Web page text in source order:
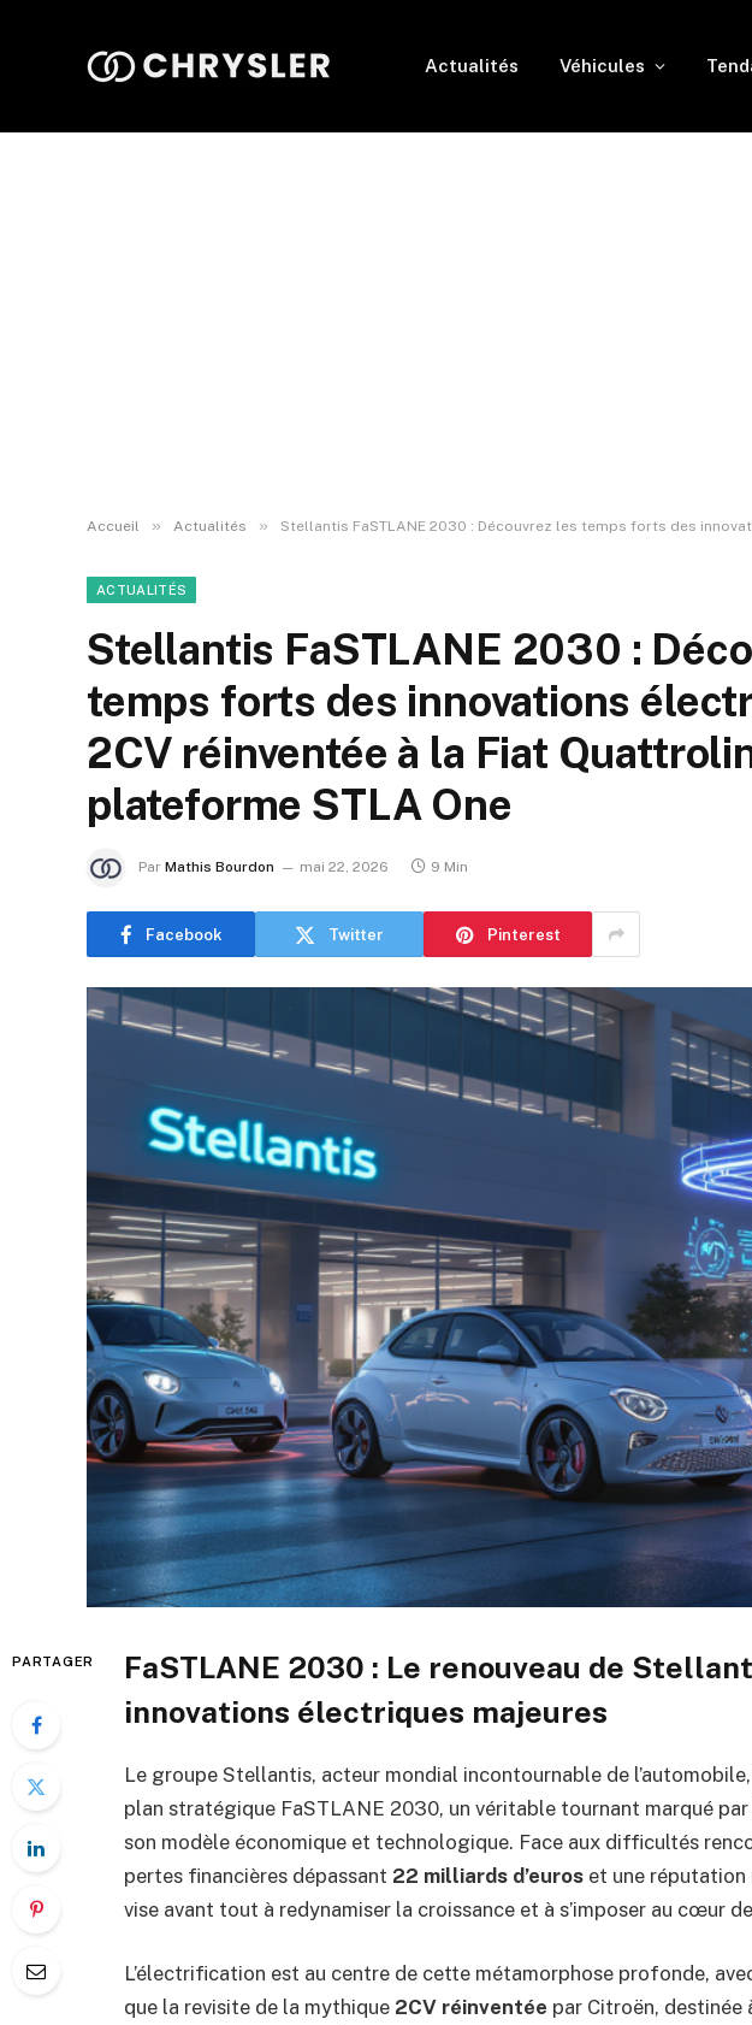
Actualités Véhicules
Accueil » Actualités » Stellantis FaSTLANE 2030 : Découvrez les temps forts des
ACTUALITÉS
Stellantis FaSTLANE 2030 :
temps forts des innovations
2CV réinventée à la Fiat
plateforme STLA One
Par Mathis Bourdon mai 22, 2026 9 Min
Facebook Twitter Pinterest
PARTAGER
FaSTLANE 2030 : Le renouveau de
innovations électriques majeures
Le groupe Stellantis, acteur mondial incontournable de
plan stratégique FaSTLANE 2030, un véritable tournant marqué
son modèle économique et technologique. Face aux difficultés
pertes financières dépassant 22 milliards d’euros et une
vise avant tout à redynamiser la croissance et à s’imposer au cœur
L’électrification est au centre de cette métamorphose profonde,
que la revisite de la mythique 2CV réinventée par Citroën, destinée